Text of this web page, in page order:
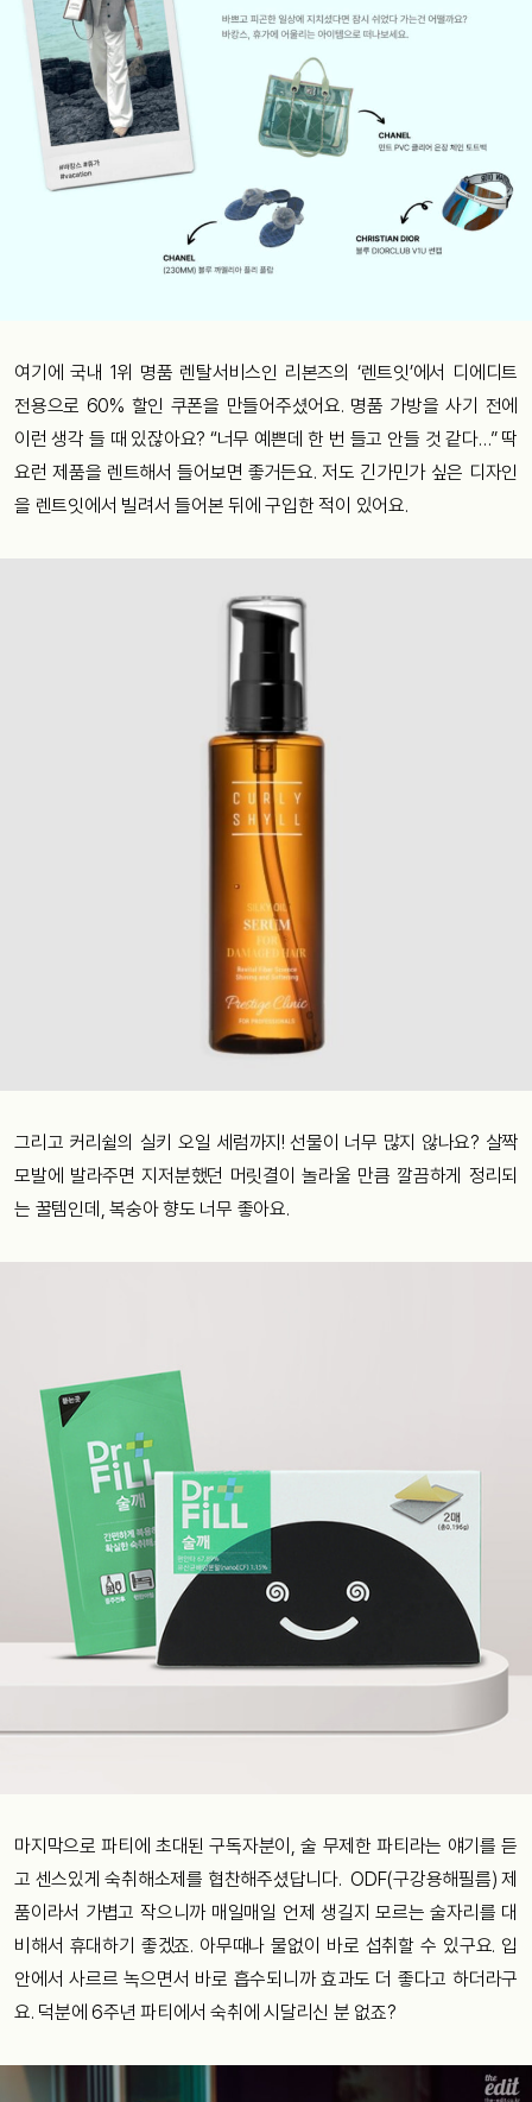
여기에 국내 1위 명품 렌탈서비스인 리본즈의 ‘렌트잇’에서 디에디트
전용으로 60% 할인 쿠폰을 만들어주셨어요. 명품 가방을 사기 전에
이런 생각 들 때 있잖아요? “너무 예쁜데 한 번 들고 안들 것 같다…” 딱
요런 제품을 렌트해서 들어보면 좋거든요. 저도 긴가민가 싶은 디자인
을 렌트잇에서 빌려서 들어본 뒤에 구입한 적이 있어요.
그리고 커리쉴의 실키 오일 세럼까지! 선물이 너무 많지 않나요? 살짝
모발에 발라주면 지저분했던 머릿결이 놀라울 만큼 깔끔하게 정리되
는 꿀템인데, 복숭아 향도 너무 좋아요.
마지막으로 파티에 초대된 구독자분이, 술 무제한 파티라는 얘기를 듣
고 센스있게 숙취해소제를 협찬해주셨답니다. ODF(구강용해필름) 제
품이라서 가볍고 작으니까 매일매일 언제 생길지 모르는 술자리를 대
비해서 휴대하기 좋겠죠. 아무때나 물없이 바로 섭취할 수 있구요. 입
안에서 사르르 녹으면서 바로 흡수되니까 효과도 더 좋다고 하더라구
요. 덕분에 6주년 파티에서 숙취에 시달리신 분 없죠?